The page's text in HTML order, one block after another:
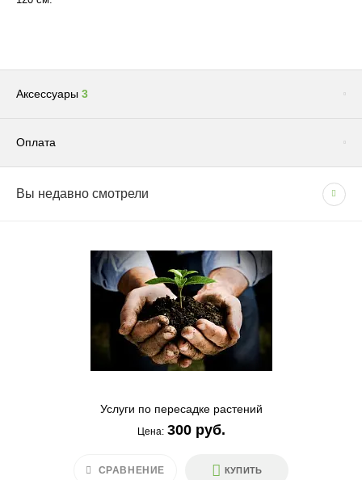
Аксессуары 3
Оплата
СПОСОБЫ ОПЛАТЫ
- Безналичным способом на основании счета
Вы недавно смотрели
Услуги по пересадке растений
Цена: 300 руб.
КУПИТЬ
СРАВНЕНИЕ